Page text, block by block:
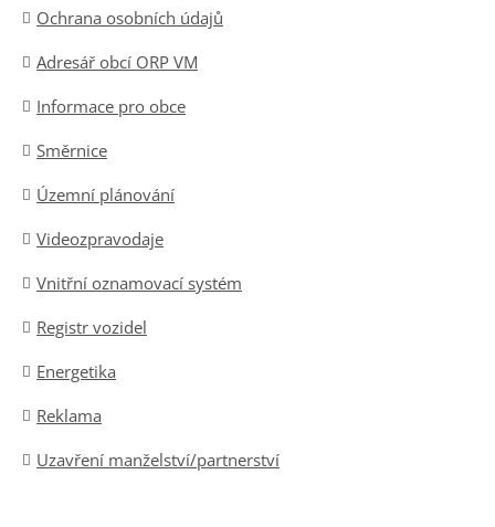
Ochrana osobních údajů
Adresář obcí ORP VM
Informace pro obce
Směrnice
Územní plánování
Videozpravodaje
Vnitřní oznamovací systém
Registr vozidel
Energetika
Reklama
Uzavření manželství/partnerství